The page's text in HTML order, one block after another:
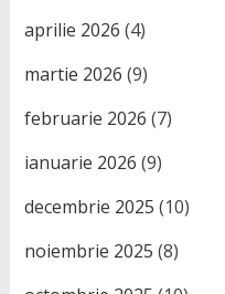
aprilie 2026 (4)
martie 2026 (9)
februarie 2026 (7)
ianuarie 2026 (9)
decembrie 2025 (10)
noiembrie 2025 (8)